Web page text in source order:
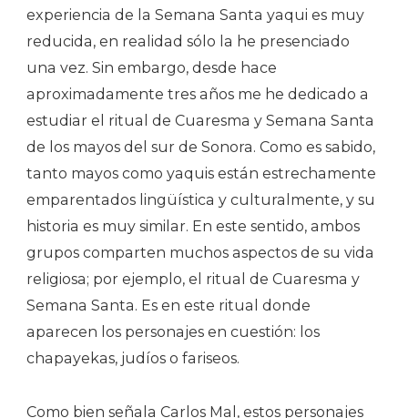
experiencia de la Semana Santa yaqui es muy
reducida, en realidad sólo la he presenciado
una vez. Sin embargo, desde hace
aproximadamente tres años me he dedicado a
estudiar el ritual de Cuaresma y Semana Santa
de los mayos del sur de Sonora. Como es sabido,
tanto mayos como yaquis están estrechamente
emparentados lingüística y culturalmente, y su
historia es muy similar. En este sentido, ambos
grupos comparten muchos aspectos de su vida
religiosa; por ejemplo, el ritual de Cuaresma y
Semana Santa. Es en este ritual donde
aparecen los personajes en cuestión: los
chapayekas, judíos o fariseos.
Como bien señala Carlos Mal, estos personajes